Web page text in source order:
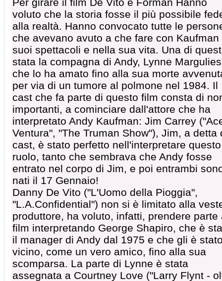
voluto che la storia fosse il più possibile
alla realtà. Hanno convocato tutte le
che avevano avuto a che fare con Kaufman
suoi spettacoli e nella sua vita. Una di
stata la compagna di Andy, Lynne Margulies
che lo ha amato fino alla sua morte
per via di un tumore al polmone nel 1984. Il
cast che fa parte di questo film consta di
importanti, a cominciare dall'attore che ha
interpretato Andy Kaufman: Jim Carrey
Ventura", "The Truman Show"), Jim, a detta
cast, è stato perfetto nell'interpretare questo
ruolo, tanto che sembrava che Andy fosse
entrato nel corpo di Jim, e poi entrambi
nati il 17 Gennaio!
Danny De Vito ("L'Uomo della Pioggia",
"L.A.Confidential") non si è limitato alla
produttore, ha voluto, infatti, prendere parte
film interpretando George Shapiro, che è
il manager di Andy dal 1975 e che gli è
vicino, come un vero amico, fino alla sua
scomparsa. La parte di Lynne è stata
assegnata a Courtney Love ("Larry Flynt -